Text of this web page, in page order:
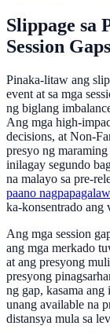
Slippage sa
Session Gaps
Pinaka-litaw ang
event at sa mga
ng biglang
Ang mga high-
decisions, at Non-
presyo ng
inilagay segundo
na malayo sa pre-
paano
ka-konsentrado ang
Ang mga session
ang mga merkado
at ang presyong
presyong
ng gap, kasama ang
unang available na
distansya mula sa